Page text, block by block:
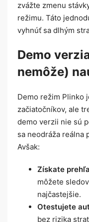
zvážte zmenu
režimu. Táto
vyhnúť sa dlhým
Demo
nemôže)
Demo režim Plinko
začiatočníkov, ale
demo verzii nie sú
sa neodráža reálna
Avšak:
Získate
môžete
najčastejšie.
Otestujete
bez rizika